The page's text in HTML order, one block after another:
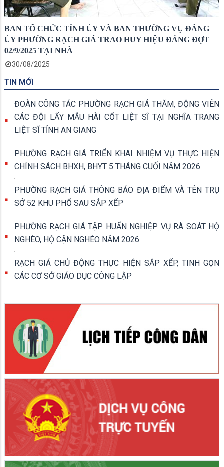
BAN TỔ CHỨC TỈNH ỦY VÀ BAN THƯỜNG VỤ ĐẢNG
ỦY PHƯỜNG RẠCH GIÁ TRAO HUY HIỆU ĐẢNG ĐỢT
02/9/2025 TẠI NHÀ
30/08/2025
TIN MỚI
ĐOÀN CÔNG TÁC PHƯỜNG RẠCH GIÁ THĂM, ĐỘNG VIÊN
CÁC ĐỘI LẤY MẪU HÀI CỐT LIỆT SĨ TẠI NGHĨA TRANG
LIỆT SĨ TỈNH AN GIANG
PHƯỜNG RẠCH GIÁ TRIỂN KHAI NHIỆM VỤ THỰC HIỆN
CHÍNH SÁCH BHXH, BHYT 5 THÁNG CUỐI NĂM 2026
PHƯỜNG RẠCH GIÁ THÔNG BÁO ĐỊA ĐIỂM VÀ TÊN TRỤ
SỞ 52 KHU PHỐ SAU SẮP XẾP
PHƯỜNG RẠCH GIÁ TẬP HUẤN NGHIỆP VỤ RÀ SOÁT HỘ
NGHÈO, HỘ CẬN NGHÈO NĂM 2026
RẠCH GIÁ CHỦ ĐỘNG THỰC HIỆN SẮP XẾP, TINH GỌN
CÁC CƠ SỞ GIÁO DỤC CÔNG LẬP